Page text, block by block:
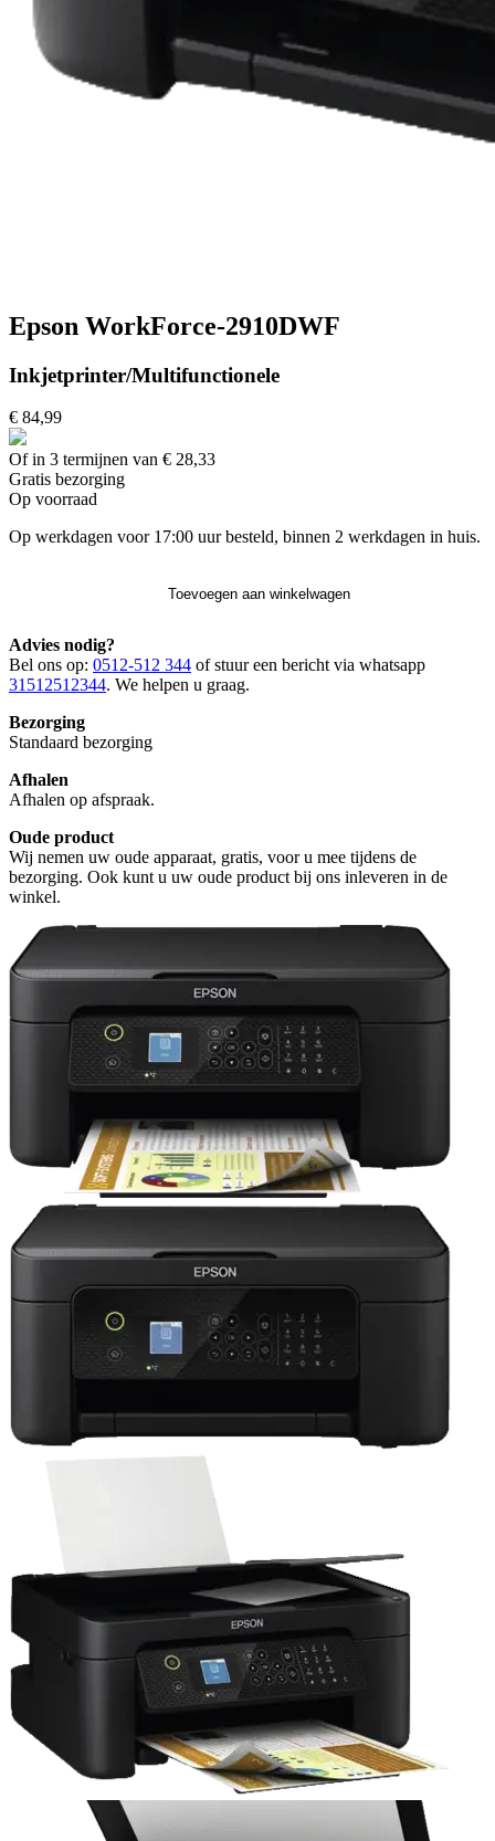
Epson WorkForce-2910DWF
Inkjetprinter/Multifunctionele
€ 84,99
Of in 3 termijnen van € 28,33
Gratis bezorging
Op voorraad
Op werkdagen voor 17:00 uur besteld, binnen 2 werkdagen in huis.
Toevoegen aan winkelwagen
Advies nodig?
Bel ons op: 0512-512 344 of stuur een bericht via whatsapp
31512512344. We helpen u graag.
Bezorging
Standaard bezorging
Afhalen
Afhalen op afspraak.
Oude product
Wij nemen uw oude apparaat, gratis, voor u mee tijdens de
bezorging. Ook kunt u uw oude product bij ons inleveren in de
winkel.